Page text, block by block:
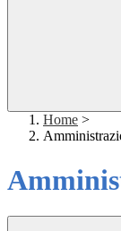
Home >